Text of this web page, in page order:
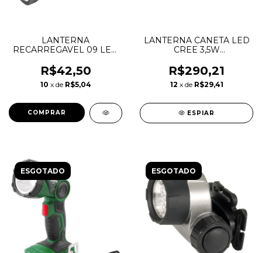
LANTERNA
RECARREGAVEL 09 LED
R$42,50
10 x de R$5,04
LANTERNA CANETA LED
CREE 3,5W
- VONDER
R$290,21
12 x de R$29,41
ESPIAR
ESGOTADO ESGOTADO